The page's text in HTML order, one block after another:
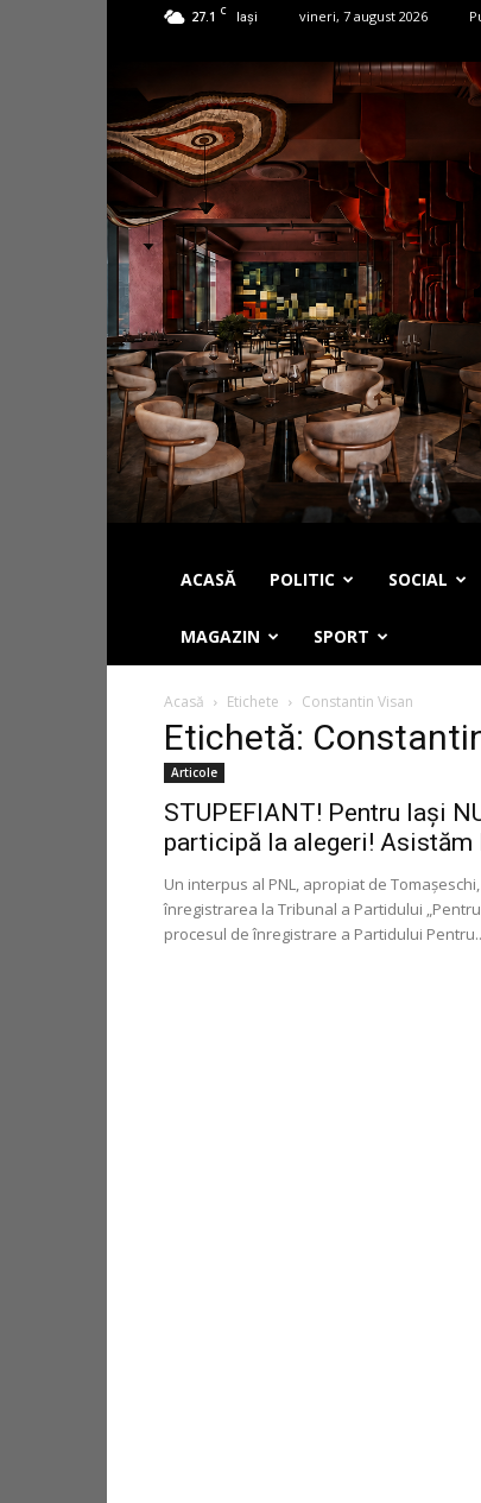
27.1 C Iași vineri, 7 august 2026
ACASĂ POLITIC SOCIAL
MAGAZIN SPORT
Acasă Etichete Constantin Visan
Etichetă:
Articole
STUPEFIANT! Pentru Iaşi
participă la alegeri! Asistăm
Un interpus al PNL, apropiat de
înregistrarea la Tribunal a Partidului „Pentru
procesul de înregistrare a Partidului